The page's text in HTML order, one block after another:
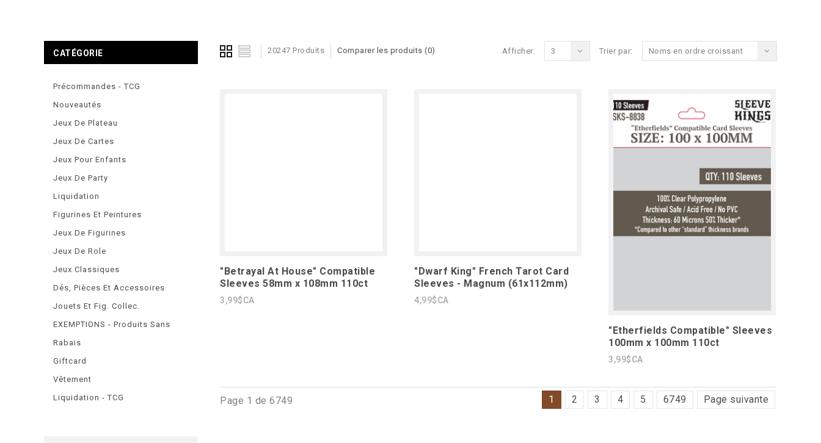
20247 Produits Comparer les produits (0) Trier par: Noms en ordre croissant
Afficher: 3
"Betrayal At House" Compatible
Sleeves 58mm x 108mm 110ct
3,99$CA
"Dwarf King" French Tarot Card
Sleeves - Magnum (61x112mm)
4,99$CA
"Etherfields Compatible" Sleeves
100mm x 100mm 110ct
3,99$CA
Page 1 de 6749 1 2 3 4 5 6749 Page suivante
CATÉGORIE
Précommandes - TCG
Nouveautés
Jeux De Plateau
Jeux De Cartes
Jeux Pour Enfants
Jeux De Party
Liquidation
Figurines Et Peintures
Jeux De Figurines
Jeux De Role
Jeux Classiques
Dés, Pièces Et Accessoires
Jouets Et Fig. Collec.
EXEMPTIONS - Produits Sans
Rabais
Giftcard
Vêtement
Liquidation - TCG